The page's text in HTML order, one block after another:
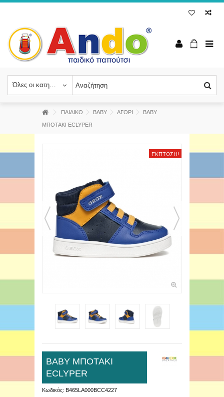
Όλες οι κατηγορίες
ΠΑΙΔΙΚΟ BABY ΑΓΟΡΙ ΒΑΒΥ
ΜΠΟΤΑΚΙ ECLYPER
ΈΚΠΤΩΣΗ!
ΒΑΒΥ ΜΠΟΤΑΚΙ
ECLYPER
Κωδικός: B465LA000BCC4227